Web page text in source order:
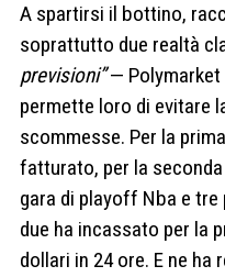
A spartirsi il bottino,
soprattutto due realtà
previsioni”— Polymarket
permette loro di evitare
scommesse. Per la
fatturato, per la seconda
gara di playoff Nba e tre
due ha incassato per la
dollari in 24 ore. E ne